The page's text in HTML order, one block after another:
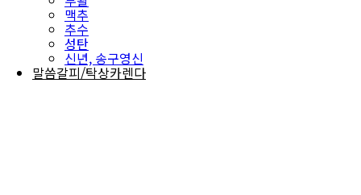
맥추
추수
성탄
신년, 송구영신
말씀갈피/탁상카렌다